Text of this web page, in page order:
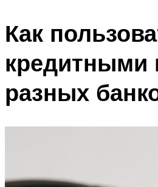
Как
кредитными
разных